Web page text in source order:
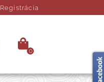
Registrácia
0